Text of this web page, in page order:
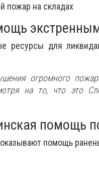
пожар на складах
ресурсы для
огромного
на то, что это
помощь
помощь